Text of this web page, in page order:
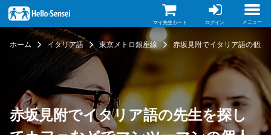
イ
ン
コ
マイ先生カート ログイン メニュー
ホーム イタリア語 東京メトロ銀座線 赤坂見附でイタリア語の個人
赤坂見附でイタリア語の先生を探し